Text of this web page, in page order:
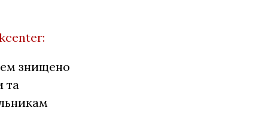
знищено
та